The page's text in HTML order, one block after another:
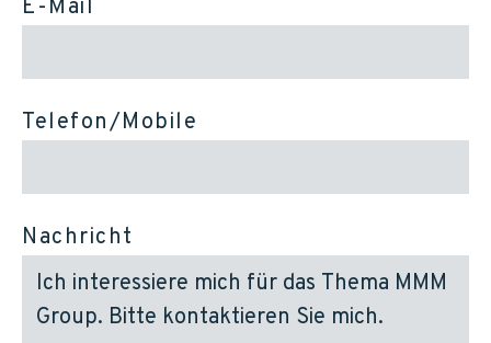
Telefon/Mobile
Nachricht